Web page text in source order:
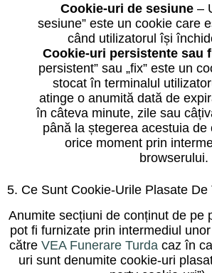
Cookie-uri de sesiune –
sesiune” este un cookie care
când utilizatorul își
Cookie-uri persistente sau
persistent” sau „fix” este un
stocat în terminalul
atinge o anumită dată de
în câteva minute, zile sau
până la ștegerea acestuia de
orice moment prin
browserului.
5. Ce Sunt Cookie-Urile Plasate De
Anumite secțiuni de conținut de pe
pot fi furnizate prin intermediul
către VEA Funerare Turda caz în
uri sunt denumite cookie-uri